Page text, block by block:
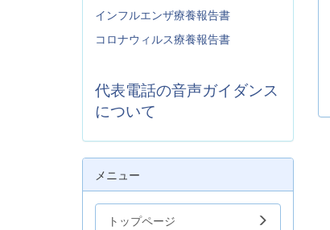
インフルエンザ療養報告書
コロナウィルス療養報告書
代表電話の音声ガイダンス
について
メニュー
トップページ